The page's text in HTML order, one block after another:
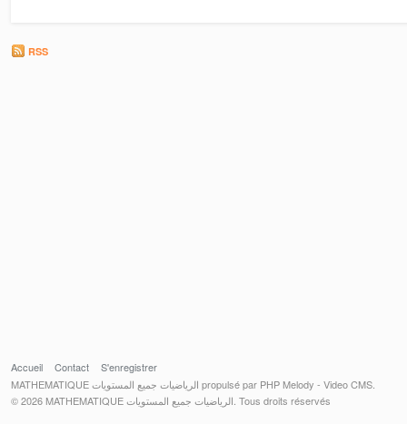
RSS
Accueil Contact
S'enregistrer
MATHEMATIQUE الرياضيات جميع المستويات propulsé par PHP Melody - Video CMS.
© 2026 MATHEMATIQUE الرياضيات جميع المستويات. Tous droits réservés